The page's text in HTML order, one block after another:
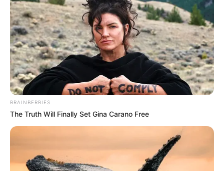
Auf einigen Seiten dieses Projektes sind Affiliate-
Angebote integriert. Wenn etwas darüber gebucht oder
gekauft wird, ist das eine Unterstützung, ohne dass sich
dadurch der Preis ändert.
BRAINBERRIES
The Truth Will Finally Set Gina Carano Free